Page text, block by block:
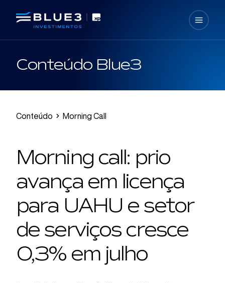
Conteúdo Blue3
Conteúdo Morning Call
Morning call: prio
avança em licença
para UAHU e setor
de serviços cresce
0,3% em julho